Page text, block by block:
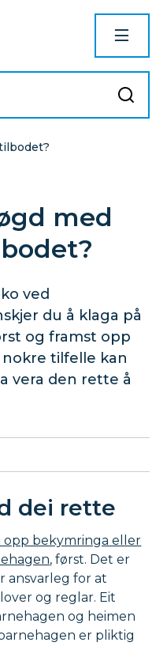
med
ved
du å klaga på
og framst opp
tilfelle kan
vera den rette å
dei rette
opp bekymringa eller
, først. Det er
ansvarleg for at
og reglar. Eit
og heimen
er pliktig